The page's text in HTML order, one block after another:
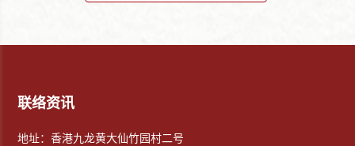
联络资讯
地址：香港九龙黄大仙竹园村二号